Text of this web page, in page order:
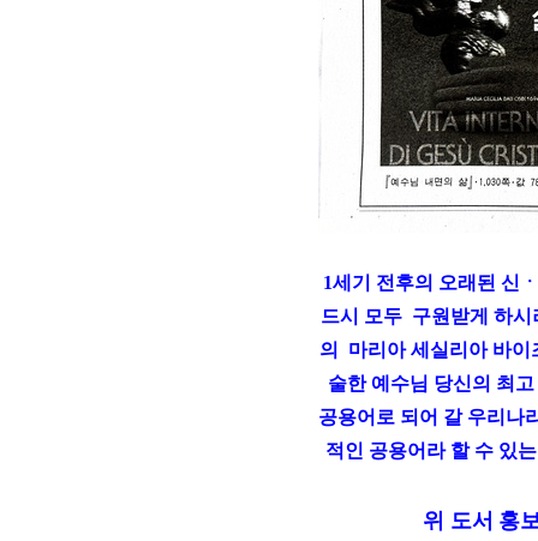
1세기 전후의 오래된 신
드시 모두 구원받게 하시
의 마리아 세실리아 바이
술한 예수님 당신의 최
공용어로 되어 갈 우리나
적인 공용어라 할 수 있
위 도서 홍